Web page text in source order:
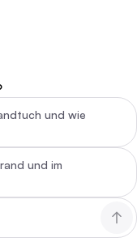
und wie
und im